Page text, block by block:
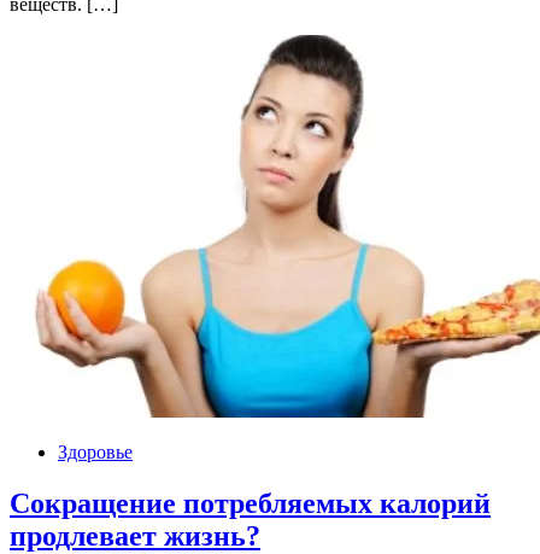
веществ. […]
Здоровье
Сокращение потребляемых калорий
продлевает жизнь?